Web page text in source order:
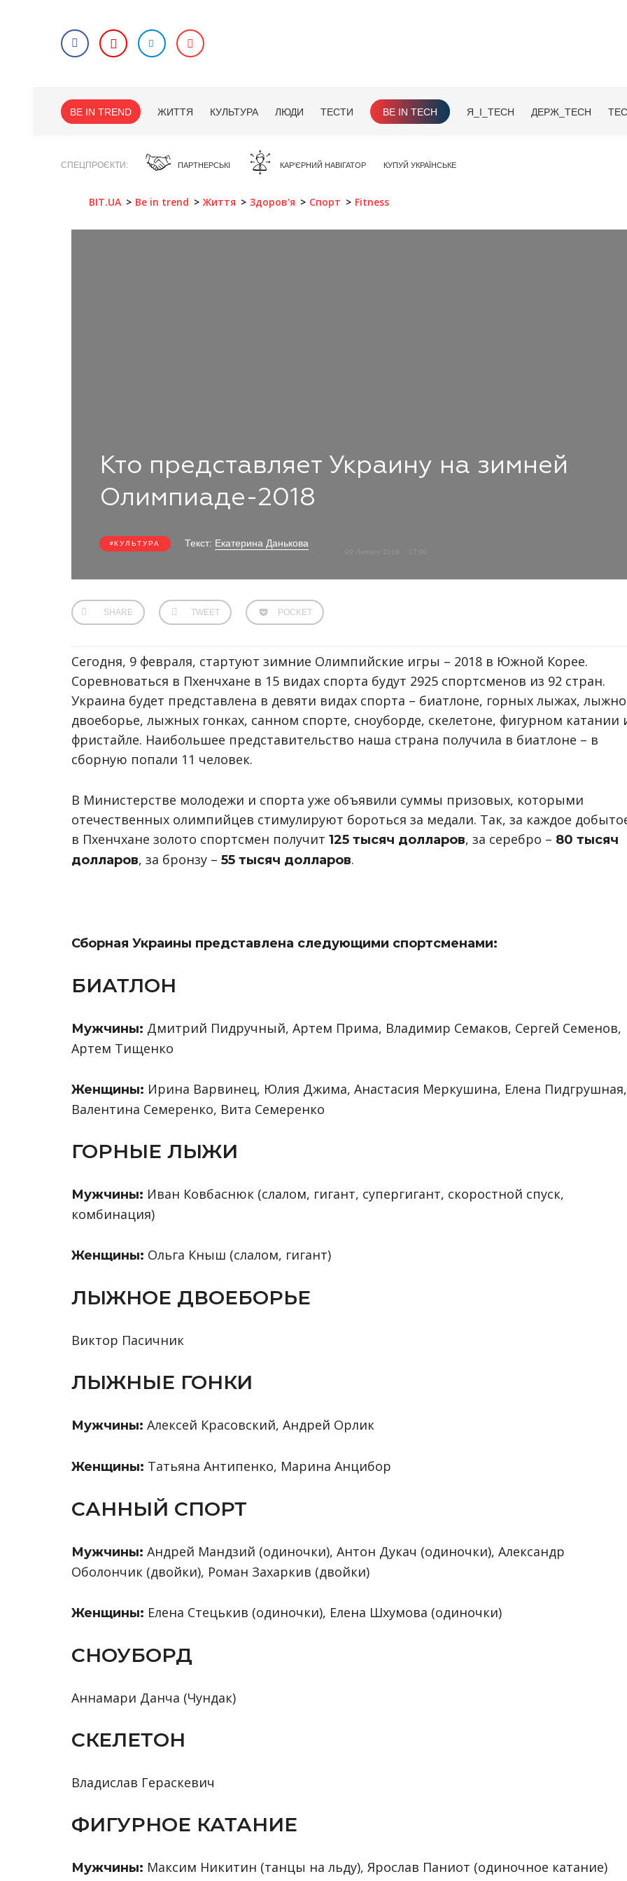
BE IN TREND ЖИТТЯ КУЛЬТУРА ЛЮДИ ТЕСТИ BE IN TECH Я_І_TECH ДЕРЖ_TECH
СПЕЦПРОЄКТИ ПАРТНЕРСЬКІ КАР'ЄРНИЙ НАВІГАТОР КУПУЙ УКРАЇНСЬКЕ
BIT.UA Be in trend Життя Здоров'я Спорт Fitness
Кто представляет Украину на зимней
Олимпиаде-2018
КУЛЬТУРА Текст: Екатерина Данькова
09 Лютого 2018 17:00
SHARE TWEET POCKET
Сегодня, 9 февраля, стартуют зимние Олимпийские игры – 2018 в Южной Корее.
Соревноваться в Пхенчхане в 15 видах спорта будут 2925 спортсменов из 92 стран.
Украина будет представлена в девяти видах спорта – биатлоне, горных лыжах,
двоеборье, лыжных гонках, санном спорте, сноуборде, скелетоне, фигурном катании
фристайле. Наибольшее представительство наша страна получила в биатлоне – в
сборную попали 11 человек.
В Министерстве молодежи и спорта уже объявили суммы призовых, которыми
отечественных олимпийцев стимулируют бороться за медали. Так, за каждое
в Пхенчхане золото спортсмен получит 125 тысяч долларов, за серебро – 80 тысяч
долларов, за бронзу – 55 тысяч долларов.
Сборная Украины представлена следующими спортсменами:
БИАТЛОН
Мужчины: Дмитрий Пидручный, Артем Прима, Владимир Семаков, Сергей Семенов,
Артем Тищенко
Женщины: Ирина Варвинец, Юлия Джима, Анастасия Меркушина, Елена Пидгрушная,
Валентина Семеренко, Вита Семеренко
ГОРНЫЕ ЛЫЖИ
Мужчины: Иван Ковбаснюк (слалом, гигант, супергигант, скоростной спуск,
комбинация)
Женщины: Ольга Кныш (слалом, гигант)
ЛЫЖНОЕ ДВОЕБОРЬЕ
Виктор Пасичник
ЛЫЖНЫЕ ГОНКИ
Мужчины: Алексей Красовский, Андрей Орлик
Женщины: Татьяна Антипенко, Марина Анцибор
САННЫЙ СПОРТ
Мужчины: Андрей Мандзий (одиночки), Антон Дукач (одиночки), Александр
Оболончик (двойки), Роман Захаркив (двойки)
Женщины: Елена Стецькив (одиночки), Елена Шхумова (одиночки)
СНОУБОРД
Аннамари Данча (Чундак)
СКЕЛЕТОН
Владислав Гераскевич
ФИГУРНОЕ КАТАНИЕ
Мужчины: Максим Никитин (танцы на льду), Ярослав Паниот (одиночное катание)